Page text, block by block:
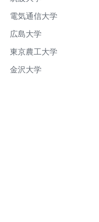
電気通信大学
広島大学
東京農工大学
金沢大学